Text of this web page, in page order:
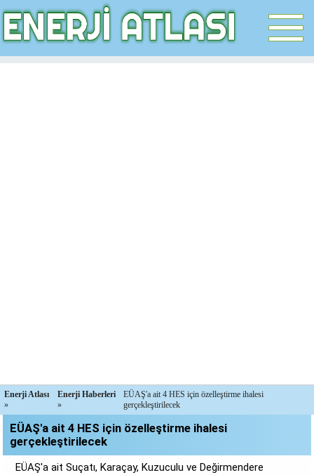
Enerji Atlası
»
Enerji Haberleri
»
EÜAŞ'a ait 4 HES için özelleştirme ihalesi
gerçekleştirilecek
EÜAŞ'a ait 4 HES için özelleştirme ihalesi
gerçekleştirilecek
EÜAŞ'a ait Suçatı, Karaçay, Kuzuculu ve Değirmendere